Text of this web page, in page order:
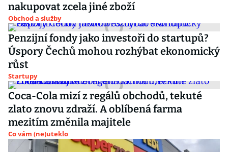
nakupovat zcela jiné zboží
Obchod a služby
Penzijní fondy jako investoři do startupů?
Úspory Čechů mohou rozhýbat ekonomický
růst
Startupy
Coca-Cola mizí z regálů obchodů, tekuté
zlato znovu zdraží. A oblíbená farma
mezitím změnila majitele
Co vám (ne)uteklo